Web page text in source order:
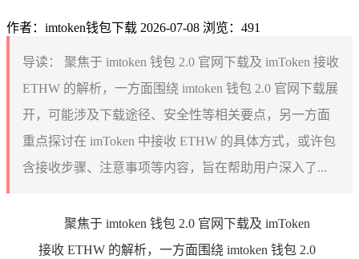
作者：imtoken钱包下载 2026-07-08 浏览：491
导读：
聚焦于 imtoken 钱包 2.0 官网下载及 imToken 接收
ETHW 的解析，一方面围绕 imtoken 钱包 2.0 官网下载展
开，可能涉及下载途径、安全性等相关要点，另一方面
重点探讨在 imToken 中接收 ETHW 的具体方式，或许包
含接收步骤、注意事项等内容，旨在帮助用户深入了...
聚焦于 imtoken 钱包 2.0 官网下载及 imToken
接收 ETHW 的解析，一方面围绕 imtoken 钱包 2.0